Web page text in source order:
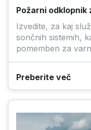
Požarni odklopnik
Izvedite, za kaj
sončnih sistemih,
pomemben za
Preberite več